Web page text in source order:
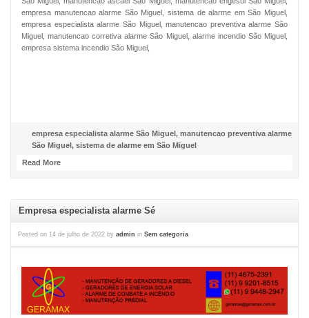
empresa manutencao alarme São Miguel, sistema de alarme em São Miguel,
empresa especialista alarme São Miguel, manutencao preventiva alarme São
Miguel, manutencao corretiva alarme São Miguel, alarme incendio São Miguel,
empresa sistema incendio São Miguel,
empresa especialista alarme São Miguel, manutencao preventiva alarme
São Miguel, sistema de alarme em São Miguel
Read More
Empresa especialista alarme Sé
Posted on 14 de julho de 2022 by admin in Sem categoria